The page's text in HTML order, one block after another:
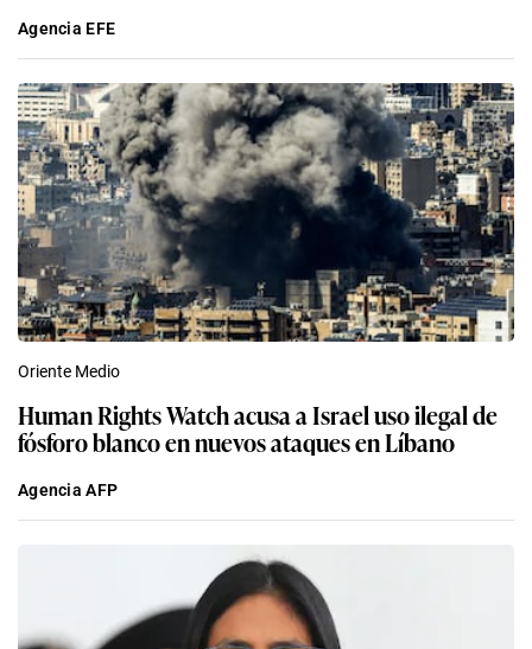
Agencia EFE
Oriente Medio
Human Rights Watch acusa a Israel uso ilegal de
fósforo blanco en nuevos ataques en Líbano
Agencia AFP